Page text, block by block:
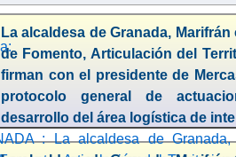
La alcaldesa de Granada,
de Fomento, Articulación del
firman con el presidente de
protocolo general de
desarrollo del área logística de
: La alcaldesa de